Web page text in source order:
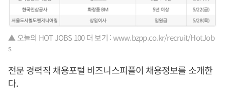
▲ 오늘의 HOT JOBS 100 더 보기 : www.bzpp.co.kr/recruit/HotJob
s
전문 경력직 채용포털 비즈니스피플이 채용정보를 소개한
다.